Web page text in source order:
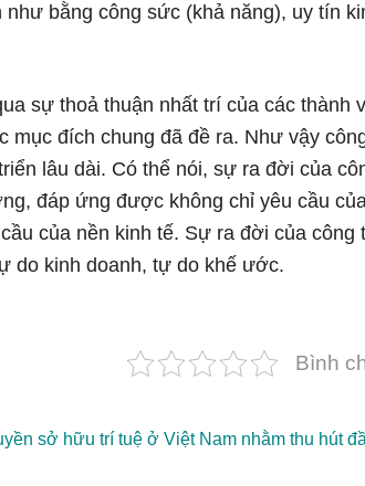
bằng công sức (khả năng), uy tín
sự thoả thuận nhất trí của các thành
mục đích chung đã đề ra. Như vậy
lâu dài. Có thể nói, sự ra đời của
đáp ứng được không chỉ yêu cầu
của nền kinh tế. Sự ra đời của công
do kinh doanh, tự do khế ước.
Bình
sở hữu trí tuệ ở Việt Nam nhằm thu hút